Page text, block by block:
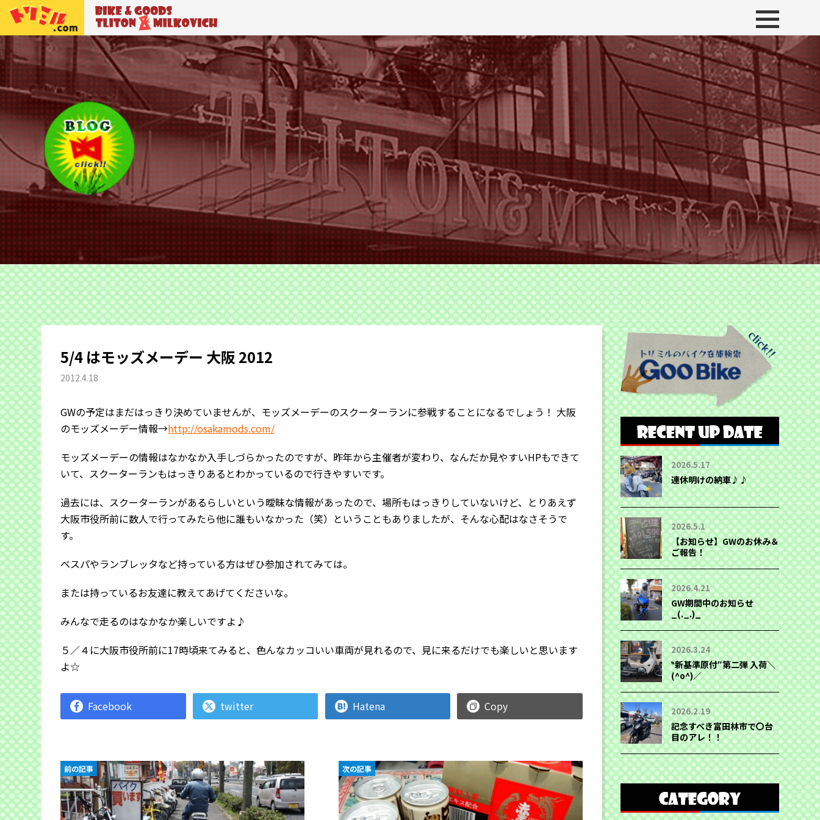
トリトン＆ミルコビッチ
5/4 はモッズメーデー 大阪 2012
2012.4.18
GWの予定はまだはっきり決めていませんが、モッズメーデーのスクーターランに参戦することになるでしょう！ 大阪
のモッズメーデー情報→http://osakamods.com/
モッズメーデーの情報はなかなか入手しづらかったのですが、昨年から主催者が変わり、なんだか見やすいHPもできて
いて、スクーターランもはっきりあるとわかっているので行きやすいです。
過去には、スクーターランがあるらしいという曖昧な情報があったので、場所もはっきりしていないけど、とりあえず
大阪市役所前に数人で行ってみたら他に誰もいなかった（笑）ということもありましたが、そんな心配はなさそうで
す。
ベスパやランブレッタなど持っている方はぜひ参加されてみては。
または持っているお友達に教えてあげてくださいな。
みんなで走るのはなかなか楽しいですよ♪
５／４に大阪市役所前に17時頃来てみると、色んなカッコいい車両が見れるので、見に来るだけでも楽しいと思います
よ☆
Facebook twitter Hatena Copy
前の記事 次の記事
2026.5.17
連休明けの納車♪♪
2026.5.1
【お知らせ】GWのお休み＆
ご報告！
2026.4.21
GW期間中のお知らせ
_(._.)_
2026.3.24
‶新基準原付″第二弾 入荷＼
(^o^)／
2026.2.19
記念すべき富田林市で〇台
目のアレ！！